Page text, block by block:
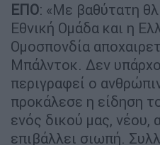
ΕΠΟ: «Με βαθύτατη
Εθνική Ομάδα και η
Ομοσπονδία
Μπάλντοκ. Δεν
περιγραφεί ο
προκάλεσε η είδηση
ενός δικού μας,
επιβάλλει σιωπή.